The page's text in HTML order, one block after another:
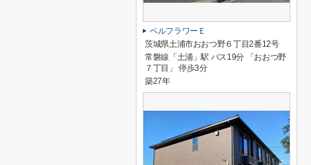
ベルフラワーＥ
茨城県土浦市おおつ野６丁目2番12号
常磐線「土浦」駅 バス19分 「おおつ野
７丁目」 停歩3分
築27年